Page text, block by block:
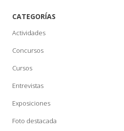
CATEGORÍAS
Actividades
Concursos
Cursos
Entrevistas
Exposiciones
Foto destacada